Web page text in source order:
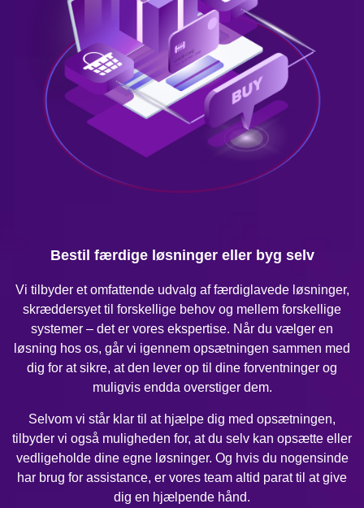
Bestil færdige løsninger eller byg selv
Vi tilbyder et omfattende udvalg af færdiglavede løsninger,
skræddersyet til forskellige behov og mellem forskellige
systemer – det er vores ekspertise. Når du vælger en
løsning hos os, går vi igennem opsætningen sammen med
dig for at sikre, at den lever op til dine forventninger og
muligvis endda overstiger dem.
Selvom vi står klar til at hjælpe dig med opsætningen,
tilbyder vi også muligheden for, at du selv kan opsætte eller
vedligeholde dine egne løsninger. Og hvis du nogensinde
har brug for assistance, er vores team altid parat til at give
dig en hjælpende hånd.